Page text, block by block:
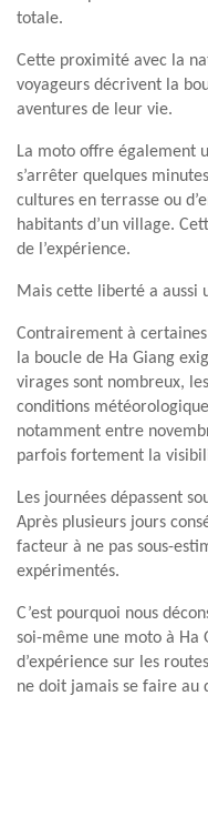
totale.
Cette proximité avec la
voyageurs décrivent la
aventures de leur vie.
La moto offre également
s’arrêter quelques
cultures en terrasse ou
habitants d’un village.
de l’expérience.
Mais cette liberté a aussi
Contrairement à certaines
la boucle de Ha Giang
virages sont nombreux,
conditions
notamment entre
parfois fortement la
Les journées dépassent
Après plusieurs jours
facteur à ne pas sous-
expérimentés.
C’est pourquoi nous
soi-même une moto à Ha
d’expérience sur les
ne doit jamais se faire au